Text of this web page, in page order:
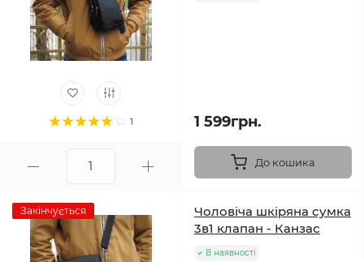
1 1 599грн.
До кошика
Закінчується
Чоловіча шкіряна сумка
3в1 клапан - Канзас
В наявності